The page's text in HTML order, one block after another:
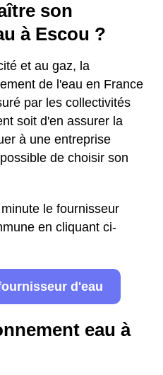
son
à Escou ?
et au gaz, la
de l'eau en France
par les collectivités
soit d'en assurer la
à une entreprise
de choisir son
le fournisseur
en cliquant ci-
d'eau
eau à